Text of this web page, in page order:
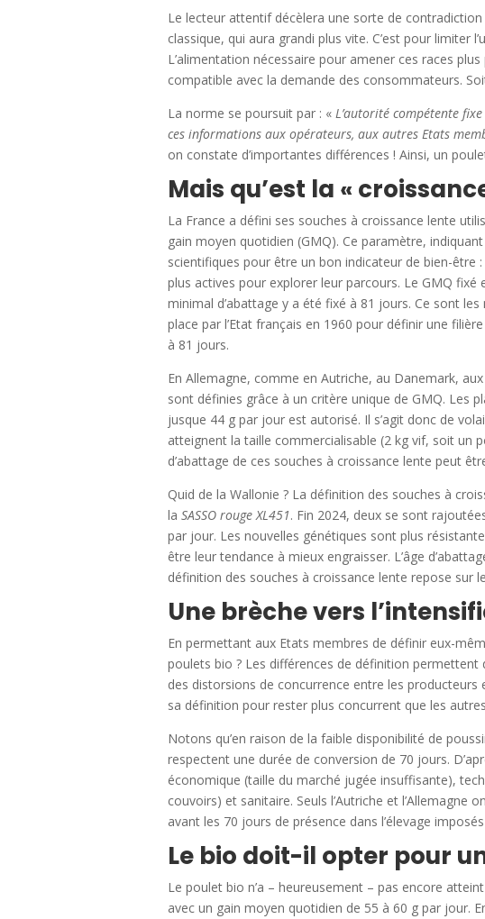
Le lecteur attentif décèlera une sorte de
classique, qui aura grandi plus vite. C’est pour limiter
L’alimentation nécessaire pour amener ces races
compatible avec la demande des consommateurs.
La norme se poursuit par : « L’autorité compétente
ces informations aux opérateurs, aux autres Etats
on constate d’importantes différences ! Ainsi, un
Mais qu’est la «
La France a défini ses souches à croissance lente
gain moyen quotidien (GMQ). Ce paramètre,
scientifiques pour être un bon indicateur de bien-
plus actives pour explorer leur parcours. Le GMQ
minimal d’abattage y a été fixé à 81 jours. Ce sont
place par l’Etat français en 1960 pour définir une
à 81 jours.
En Allemagne, comme en Autriche, au Danemark,
sont définies grâce à un critère unique de GMQ. Les
jusque 44 g par jour est autorisé. Il s’agit donc de
atteignent la taille commercialisable (2 kg vif, soit un
d’abattage de ces souches à croissance lente peut
Quid de la Wallonie ? La définition des souches à
la SASSO rouge XL451. Fin 2024, deux se sont
par jour. Les nouvelles génétiques sont plus
être leur tendance à mieux engraisser. L’âge
définition des souches à croissance lente repose sur
Une brèche vers
En permettant aux Etats membres de définir eux-
poulets bio ? Les différences de définition permettent
des distorsions de concurrence entre les
sa définition pour rester plus concurrent que les
Notons qu’en raison de la faible disponibilité de
respectent une durée de conversion de 70 jours.
économique (taille du marché jugée insuffisante),
couvoirs) et sanitaire. Seuls l’Autriche et
avant les 70 jours de présence dans l’élevage
Le bio doit-il opter pour
Le poulet bio n’a – heureusement – pas encore
avec un gain moyen quotidien de 55 à 60 g par jour.